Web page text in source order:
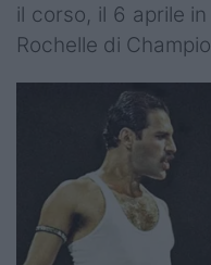
il corso, il 6 aprile
Rochelle di